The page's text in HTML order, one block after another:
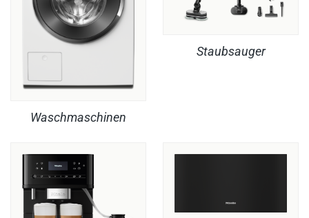
Waschmaschinen
Staubsauger